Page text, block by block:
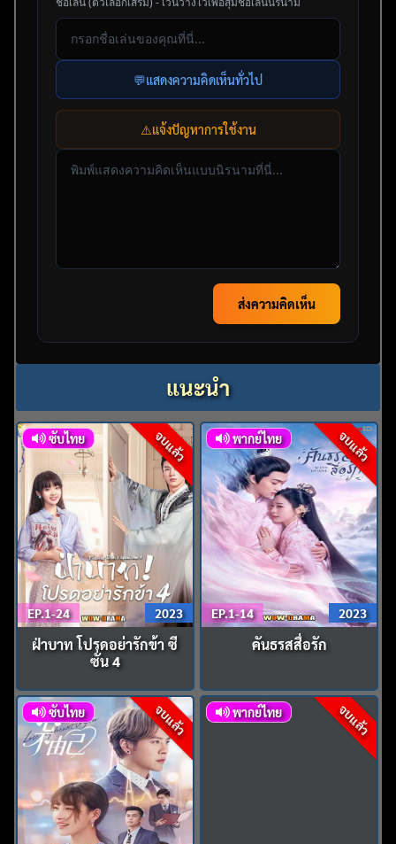
💬แสดงความคิดเห็นทั่วไป
⚠️แจ้งปัญหาการใช้งาน
ส่งความคิดเห็น
แนะนำ
จบแล้ว
ซับไทย
EP.1-24 2023
ฝ่าบาท โปรดอย่ารักข้า ซี
ซั่น 4
จบแล้ว
พากย์ไทย
EP.1-14 2023
คันธรสสื่อรัก
จบแล้ว
ซับไทย จบแล้ว
พากย์ไทย